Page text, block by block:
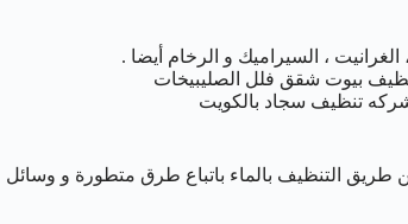
، السيراميك و الرخام أيضا .
بيوت شقق فلل الصليبيخات
تنظيف سجاد بالكويت
التنظيف بالماء باتباع طرق متطورة و وسائل